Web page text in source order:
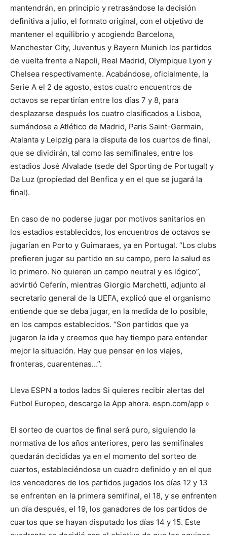
mantendrán, en principio y retrasándose la decisión
definitiva a julio, el formato original, con el objetivo de
mantener el equilibrio y acogiendo Barcelona,
Manchester City, Juventus y Bayern Munich los partidos
de vuelta frente a Napoli, Real Madrid, Olympique Lyon y
Chelsea respectivamente. Acabándose, oficialmente, la
Serie A el 2 de agosto, estos cuatro encuentros de
octavos se repartirían entre los días 7 y 8, para
desplazarse después los cuatro clasificados a Lisboa,
sumándose a Atlético de Madrid, Paris Saint-Germain,
Atalanta y Leipzig para la disputa de los cuartos de final,
que se dividirán, tal como las semifinales, entre los
estadios José Alvalade (sede del Sporting de Portugal) y
Da Luz (propiedad del Benfica y en el que se jugará la
final).
En caso de no poderse jugar por motivos sanitarios en
los estadios establecidos, los encuentros de octavos se
jugarían en Porto y Guimaraes, ya en Portugal. “Los clubs
prefieren jugar su partido en su campo, pero la salud es
lo primero. No quieren un campo neutral y es lógico”,
advirtió Ceferín, mientras Giorgio Marchetti, adjunto al
secretario general de la UEFA, explicó que el organismo
entiende que se deba jugar, en la medida de lo posible,
en los campos establecidos. “Son partidos que ya
jugaron la ida y creemos que hay tiempo para entender
mejor la situación. Hay que pensar en los viajes,
fronteras, cuarentenas…”.
Lleva ESPN a todos lados Si quieres recibir alertas del
Futbol Europeo, descarga la App ahora. espn.com/app »
El sorteo de cuartos de final será puro, siguiendo la
normativa de los años anteriores, pero las semifinales
quedarán decididas ya en el momento del sorteo de
cuartos, estableciéndose un cuadro definido y en el que
los vencedores de los partidos jugados los días 12 y 13
se enfrenten en la primera semifinal, el 18, y se enfrenten
un día después, el 19, los ganadores de los partidos de
cuartos que se hayan disputado los días 14 y 15. Este